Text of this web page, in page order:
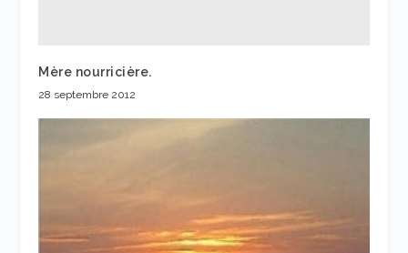
Mère nourricière.
28 septembre 2012